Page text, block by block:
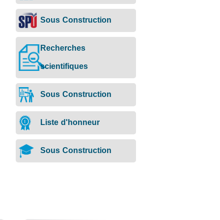
Sous Construction
Recherches
scientifiques
Sous Construction
Liste d'honneur
Sous Construction